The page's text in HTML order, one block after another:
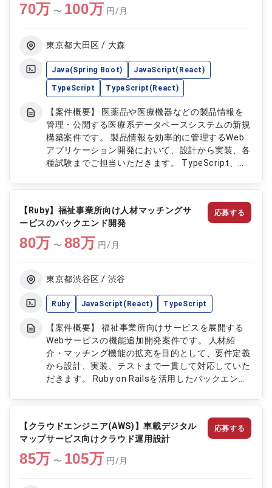
活用した機能の設計、実装および品質向上対応 ・AI
コーディングツールを活用した開発プロセス改善お
ューおよび技術ドキュメント作成
70万 〜 100万 円/月
東京都大田区 / 大森
Java(Spring Boot) JavaScript(React)
TypeScript TypeScript(React)
【案件概要】 医薬品や医療機器などの製品情報を
管理・公開する医療系データベースシステムの新規
構築案件です。 製品情報を効率的に管理するWeb
アプリケーション開発において、設計から実装、各
種試験までご担当いただきます。 TypeScript、
ウド環境上で稼働する業務システムの開発を推進し
ていただきます。 開発チームと連携しながら品質
向上や機能改善に携わっていただく案件です。
【作業内容】 ・医療系製品情報管理システムの
Webアプリケーション開発 ・TypeScript、React
を用いたフロントエンド開発 ・担当業務機能の要
API連携処理の開発 ・単体、結合、システムテスト
【Ruby】福祉事業所向け人材マッチングサ
ービスのバックエンド開発
80万 〜 88万 円/月
東京都渋谷区 / 渋谷
Ruby JavaScript(React) TypeScript
【案件概要】 福祉事業所向けサービスを展開する
Webサービスの機能追加開発案件です。 人材紹
介・マッチング機能の拡充を目的として、要件定義
から設計、実装、テストまで一貫して対応していた
だきます。 Ruby on Railsを活用したバックエンド
ャ設計や技術改善にも携わります。 プロダクト改
善や開発チームの技術課題解決など、主体的にサー
ビス開発を推進できるポジションです。 【作業内
容】 ・福祉事業所向け人材マッチングサービスの
新機能追加、バックエンド開発 ・要件定義、基本
設計、詳細設計、実装、テストまで一連の開発対応
応募する
【クラウドエンジニア(AWS)】車載デジタル
マップサービス向けクラウド運用設計
85万 〜 105万 円/月
応募する